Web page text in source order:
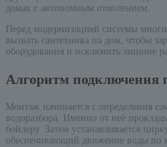
домах с автономным отоплением.
Перед модернизацией системы
вызвать сантехника на дом, чтобы
оборудования и исключить лишние
Алгоритм подключения
Монтаж начинается с определения
водоразбора. Именно от неё
бойлеру. Затем устанавливается
обеспечивающий движение воды по